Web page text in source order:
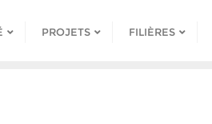
PROJETS FILIÈRES